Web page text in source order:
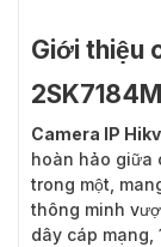
Giới thiệu
Camera IP
hoàn hảo giữa
trong một,
thông minh
dây cáp mạng,